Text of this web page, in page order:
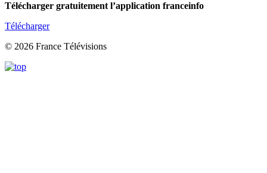
Télécharger gratuitement l’application franceinfo
Télécharger
© 2026 France Télévisions